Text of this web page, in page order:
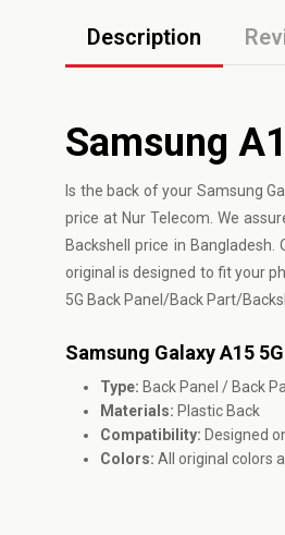
Description
Samsung
Is the back of your Samsung
price at Nur Telecom. We
Backshell price in
original is designed to fit your
5G Back Panel/Back Part/
Samsung Galaxy A15
Type: Back Panel / Back
Materials: Plastic Back
Compatibility: Designed
Colors: All original colors